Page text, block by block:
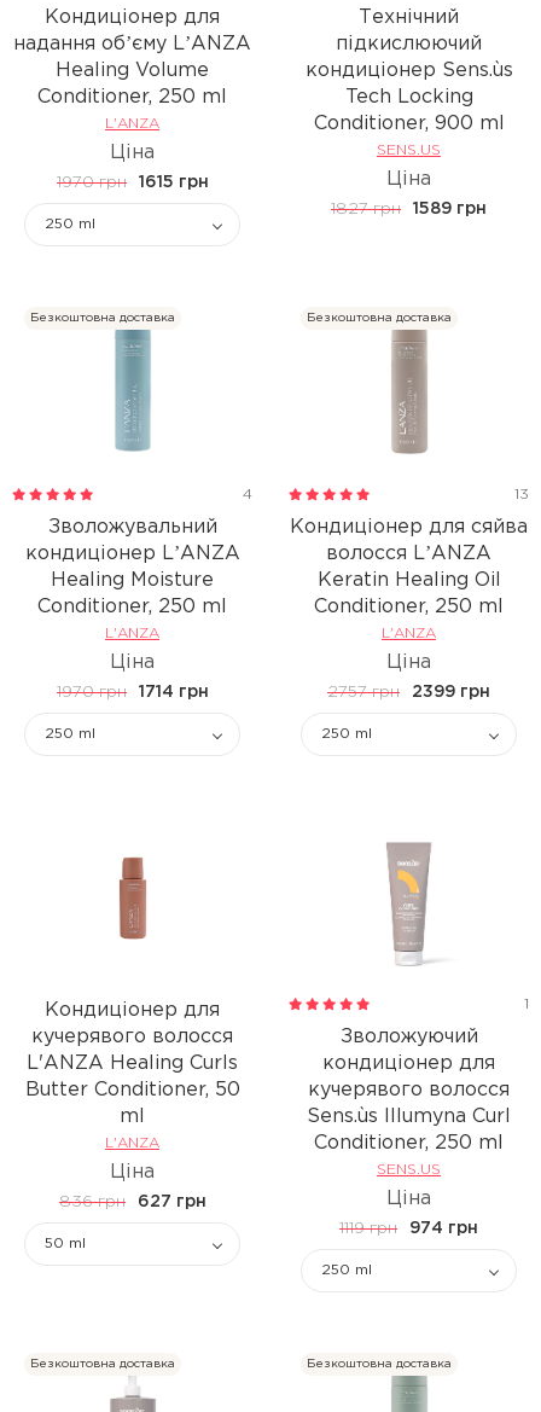
Кондиціонер для
надання обʼєму LʼANZA
Healing Volume
Conditioner, 250 ml
L'ANZA
Ціна
1970 грн 1615 грн
250 ml
Технічний
підкислюючий
кондиціонер Sens.ùs
Tech Locking
Conditioner, 900 ml
SENS.US
Ціна
1827 грн 1589 грн
Безкоштовна доставка
4
Зволожувальний
кондиціонер LʼANZA
Healing Moisture
Conditioner, 250 ml
L'ANZA
Ціна
1970 грн 1714 грн
250 ml
Безкоштовна доставка
13
Кондиціонер для сяйва
волосся LʼANZA
Keratin Healing Oil
Conditioner, 250 ml
L'ANZA
Ціна
2757 грн 2399 грн
250 ml
Кондиціонер для
кучерявого волосся
L'ANZA Healing Curls
Butter Conditioner, 50
ml
L'ANZA
Ціна
836 грн 627 грн
50 ml
1
Зволожуючий
кондиціонер для
кучерявого волосся
Sens.ùs Illumyna Curl
Conditioner, 250 ml
SENS.US
Ціна
1119 грн 974 грн
250 ml
Безкоштовна доставка Безкоштовна доставка